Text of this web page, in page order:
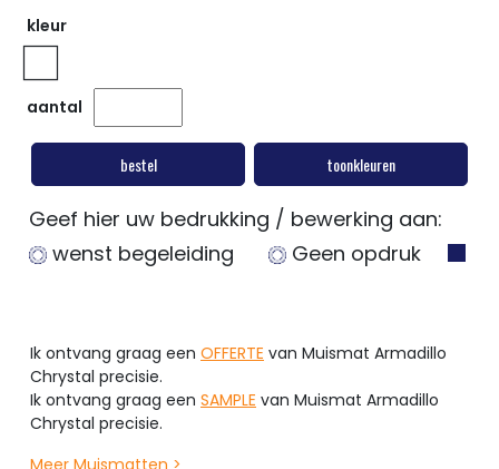
kleur
aantal
bestel toonkleuren
Geef hier uw bedrukking / bewerking aan:
wenst begeleiding
Geen opdruk
Ik ontvang graag een OFFERTE van Muismat Armadillo
Chrystal precisie.
Ik ontvang graag een SAMPLE van Muismat Armadillo
Chrystal precisie.